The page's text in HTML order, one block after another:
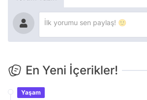
En Yeni İçerikler!
Yaşam